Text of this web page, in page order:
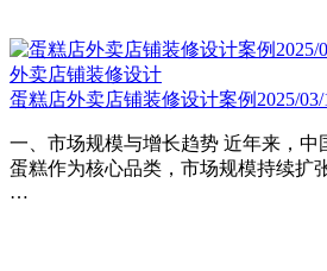
外卖店铺装修设计
蛋糕店外卖店铺装修设计案例2025/03/
一、市场规模与增长趋势​ 近年来，中
蛋糕作为核心品类，市场规模持续扩
…